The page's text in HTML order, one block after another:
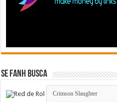
Se FanH Busca